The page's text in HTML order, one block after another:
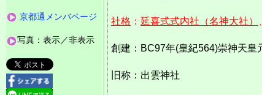
社格 ： 延喜式式内社（名神大社）
創建：BC97年(皇紀564)崇神天皇
旧称：出雲神社
京都通メンバページ
写真：表示／非表示